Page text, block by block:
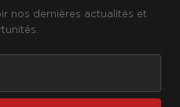
nos dernières actualités et